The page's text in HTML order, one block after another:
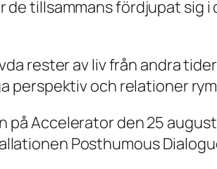
tillsammans fördjupat sig i
rester av liv från andra
perspektiv och relationer
Accelerator den 25
Posthumous